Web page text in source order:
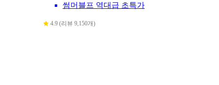
썸머블프 역대급 초특가
4.9 (리뷰 9,150개)